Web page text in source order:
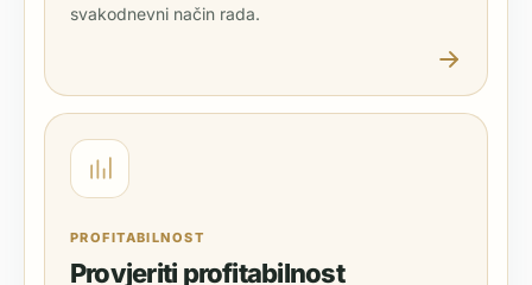
svakodnevni način rada.
PROFITABILNOST
Provjeriti profitabilnost